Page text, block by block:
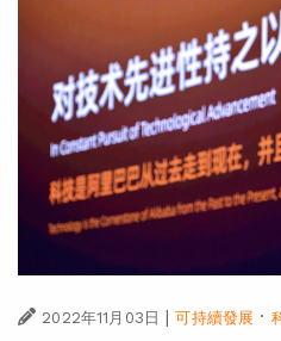
2022年11月03日 | 可持續發展 ·